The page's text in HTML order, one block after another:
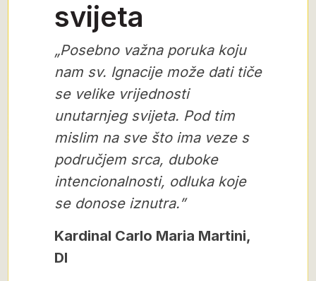
svijeta
„Posebno važna poruka koju
nam sv. Ignacije može dati tiče
se velike vrijednosti
unutarnjeg svijeta. Pod tim
mislim na sve što ima veze s
područjem srca, duboke
intencionalnosti, odluka koje
se donose iznutra.”
Kardinal Carlo Maria Martini,
DI